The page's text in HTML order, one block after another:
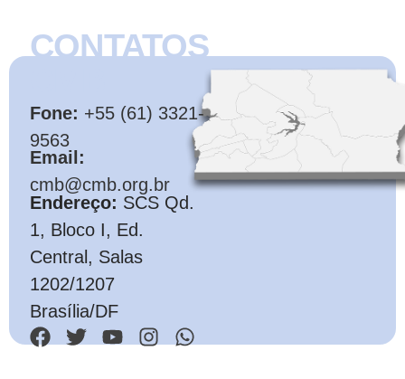
CONTATOS
Fone: +55 (61) 3321-
9563
Email:
cmb@cmb.org.br
Endereço: SCS Qd.
1, Bloco I, Ed.
Central, Salas
1202/1207
Brasília/DF